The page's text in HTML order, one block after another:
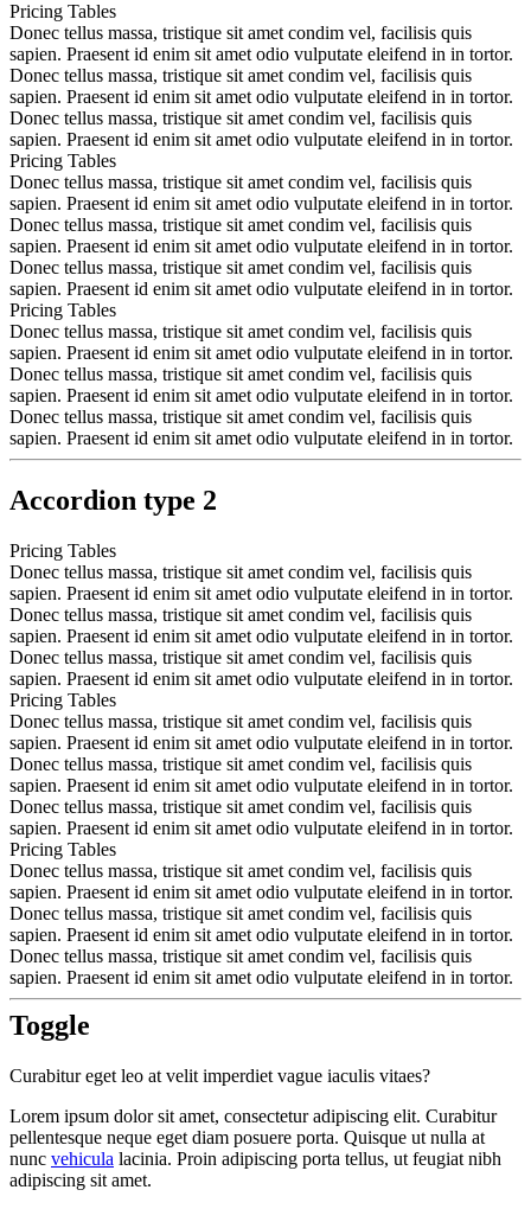
Pricing Tables
Donec tellus massa, tristique sit amet condim vel, facilisis quis
sapien. Praesent id enim sit amet odio vulputate eleifend in in tortor.
Donec tellus massa, tristique sit amet condim vel, facilisis quis
sapien. Praesent id enim sit amet odio vulputate eleifend in in tortor.
Donec tellus massa, tristique sit amet condim vel, facilisis quis
sapien. Praesent id enim sit amet odio vulputate eleifend in in tortor.
Pricing Tables
Donec tellus massa, tristique sit amet condim vel, facilisis quis
sapien. Praesent id enim sit amet odio vulputate eleifend in in tortor.
Donec tellus massa, tristique sit amet condim vel, facilisis quis
sapien. Praesent id enim sit amet odio vulputate eleifend in in tortor.
Donec tellus massa, tristique sit amet condim vel, facilisis quis
sapien. Praesent id enim sit amet odio vulputate eleifend in in tortor.
Pricing Tables
Donec tellus massa, tristique sit amet condim vel, facilisis quis
sapien. Praesent id enim sit amet odio vulputate eleifend in in tortor.
Donec tellus massa, tristique sit amet condim vel, facilisis quis
sapien. Praesent id enim sit amet odio vulputate eleifend in in tortor.
Donec tellus massa, tristique sit amet condim vel, facilisis quis
sapien. Praesent id enim sit amet odio vulputate eleifend in in tortor.
Accordion type 2
Pricing Tables
Donec tellus massa, tristique sit amet condim vel, facilisis quis
sapien. Praesent id enim sit amet odio vulputate eleifend in in tortor.
Donec tellus massa, tristique sit amet condim vel, facilisis quis
sapien. Praesent id enim sit amet odio vulputate eleifend in in tortor.
Donec tellus massa, tristique sit amet condim vel, facilisis quis
sapien. Praesent id enim sit amet odio vulputate eleifend in in tortor.
Pricing Tables
Donec tellus massa, tristique sit amet condim vel, facilisis quis
sapien. Praesent id enim sit amet odio vulputate eleifend in in tortor.
Donec tellus massa, tristique sit amet condim vel, facilisis quis
sapien. Praesent id enim sit amet odio vulputate eleifend in in tortor.
Donec tellus massa, tristique sit amet condim vel, facilisis quis
sapien. Praesent id enim sit amet odio vulputate eleifend in in tortor.
Pricing Tables
Donec tellus massa, tristique sit amet condim vel, facilisis quis
sapien. Praesent id enim sit amet odio vulputate eleifend in in tortor.
Donec tellus massa, tristique sit amet condim vel, facilisis quis
sapien. Praesent id enim sit amet odio vulputate eleifend in in tortor.
Donec tellus massa, tristique sit amet condim vel, facilisis quis
sapien. Praesent id enim sit amet odio vulputate eleifend in in tortor.
Toggle
Curabitur eget leo at velit imperdiet vague iaculis vitaes?
Lorem ipsum dolor sit amet, consectetur adipiscing elit. Curabitur
pellentesque neque eget diam posuere porta. Quisque ut nulla at
nunc vehicula lacinia. Proin adipiscing porta tellus, ut feugiat nibh
adipiscing sit amet.